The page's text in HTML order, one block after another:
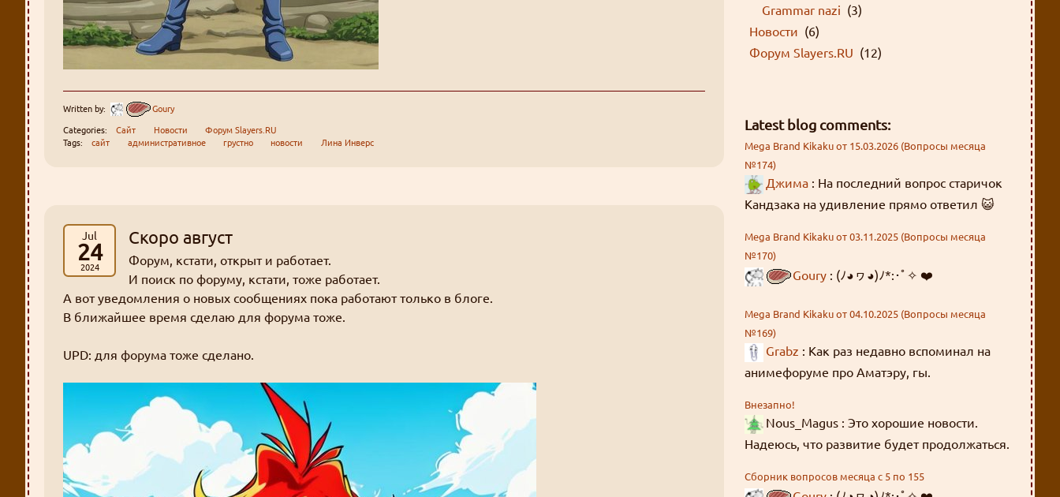
Written by:
Goury
Categories:
Сайт Новости
Форум Slayers.RU
Tags:
сайт административное грустно новости Лина Инверс
Jul
24
2024
Скоро август
Форум, кстати, открыт и работает.
И поиск по форуму, кстати, тоже работает.
А вот уведомления о новых сообщениях пока работают только в блоге.
В ближайшее время сделаю для форума тоже.
UPD: для форума тоже сделано.
Grammar nazi (3)
Новости (6)
Форум Slayers.RU (12)
Latest blog comments:
Mega Brand Kikaku от 15.03.2026 (Вопросы месяца
№174)
Джима : На последний вопрос старичок
Кандзака на удивление прямо ответил 😺
Mega Brand Kikaku от 03.11.2025 (Вопросы месяца
№170)
Goury : (ﾉ◕ヮ◕)ﾉ*:･ﾟ✧ ❤️
Mega Brand Kikaku от 04.10.2025 (Вопросы месяца
№169)
Grabz : Как раз недавно вспоминал на
анимефоруме про Аматэру, гы.
Внезапно!
Nous_Magus : Это хорошие новости.
Надеюсь, что развитие будет продолжаться.
Сборник вопросов месяца с 5 по 155